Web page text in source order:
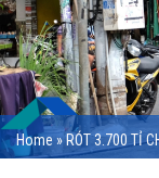
Home »RÓT 3.700 TỈ